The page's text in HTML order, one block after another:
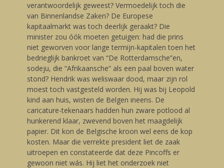
verantwoordelijk geweest? Vermoedelijk toch die
van Binnenlandse Zaken? De Europese
kapitaalmarkt was toch deerlijk geraakt? Die
minister zou óók moeten getuigen: had die prins
niet geworven voor lange termijn-kapitalen toen het
bedrieglijk bankroet van “De Rotterdamsche”en,
sodeju, die “Afrikaansche” als een paal boven water
stond? Hendrik was weliswaar dood, maar zijn rol
moest toch vastgesteld worden. Hij was bij Leopold
kind aan huis, wisten de Belgen ineens. De
caricature-tekenaars hadden hun zware potlood al
hunkerend klaar, zwevend boven het maagdelijk
papier. Dit kon de Belgische kroon wel eens de kop
kosten. Maar die verrekte president liet de zaak
uitroepen en constateerde dat deze Pincoffs er
gewoon niet wás. Hij liet het onderzoek niet